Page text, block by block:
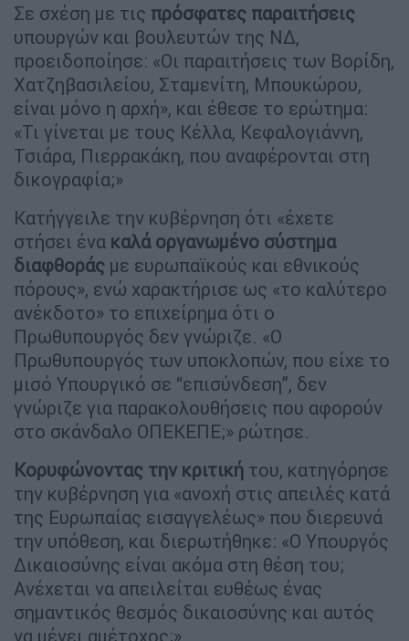
Σε σχέση με τις πρόσφατες παραιτήσεις
υπουργών και βουλευτών της ΝΔ,
προειδοποίησε: «Οι παραιτήσεις των Βορίδη,
Χατζηβασιλείου, Σταμενίτη, Μπουκώρου,
είναι μόνο η αρχή», και έθεσε το ερώτημα:
«Τι γίνεται με τους Κέλλα, Κεφαλογιάννη,
Τσιάρα, Πιερρακάκη, που αναφέρονται στη
δικογραφία;»
Κατήγγειλε την κυβέρνηση ότι «έχετε
στήσει ένα καλά οργανωμένο σύστημα
διαφθοράς με ευρωπαϊκούς και εθνικούς
πόρους», ενώ χαρακτήρισε ως «το καλύτερο
ανέκδοτο» το επιχείρημα ότι ο
Πρωθυπουργός δεν γνώριζε. «Ο
Πρωθυπουργός των υποκλοπών, που είχε το
μισό Υπουργικό σε “επισύνδεση”, δεν
γνώριζε για παρακολουθήσεις που αφορούν
στο σκάνδαλο ΟΠΕΚΕΠΕ;» ρώτησε.
Κορυφώνοντας την κριτική του, κατηγόρησε
την κυβέρνηση για «ανοχή στις απειλές κατά
της Ευρωπαίας εισαγγελέως» που διερευνά
την υπόθεση, και διερωτήθηκε: «Ο Υπουργός
Δικαιοσύνης είναι ακόμα στη θέση του;
Ανέχεται να απειλείται ευθέως ένας
σημαντικός θεσμός δικαιοσύνης και αυτός
να μένει αμέτοχος;»